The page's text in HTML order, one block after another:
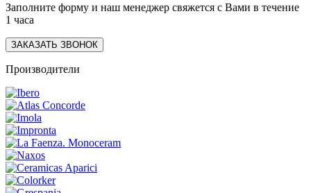
Заполните форму и наш менеджер свяжется с Вами в течение
1 часа
ЗАКАЗАТЬ ЗВОНОК
Производители